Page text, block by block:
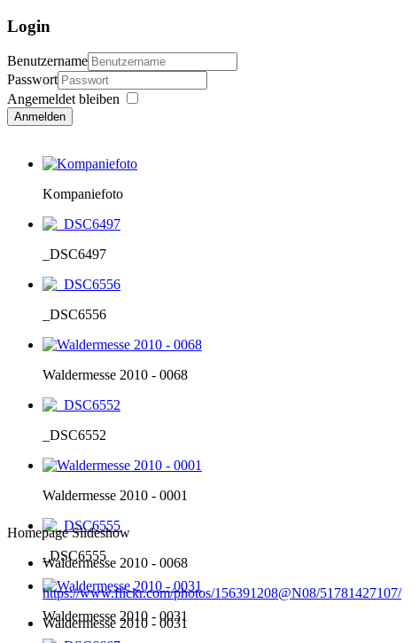
Login
Benutzername
Passwort
Angemeldet bleiben
Anmelden
Kompaniefoto
_DSC6497
_DSC6556
Waldermesse 2010 - 0068
_DSC6552
Waldermesse 2010 - 0001
_DSC6555
Waldermesse 2010 - 0031
Homepage Slideshow
Waldermesse 2010 - 0068
https://www.flickr.com/photos/156391208@N08/51781427107/
Waldermesse 2010 - 0031